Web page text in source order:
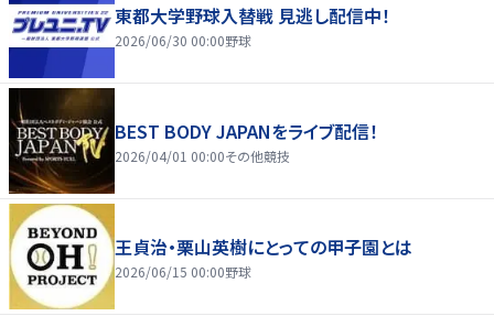
東都大学野球入替戦 見逃し配信中！
2026/06/30 00:00野球
BEST BODY JAPANをライブ配信！
2026/04/01 00:00その他競技
王貞治・栗山英樹にとっての甲子園とは
2026/06/15 00:00野球